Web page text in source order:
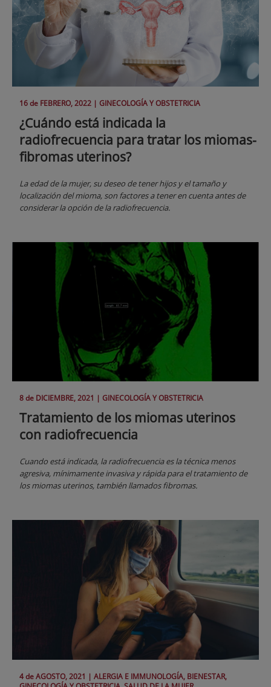
16 de FEBRERO, 2022 | GINECOLOGÍA Y OBSTETRICIA
¿Cuándo está indicada la
radiofrecuencia para tratar los miomas-
fibromas uterinos?
La edad de la mujer, su deseo de tener hijos y el tamaño y
localización del mioma, son factores a tener en cuenta antes de
considerar la opción de la radiofrecuencia.
8 de DICIEMBRE, 2021 | GINECOLOGÍA Y OBSTETRICIA
Tratamiento de los miomas uterinos
con radiofrecuencia
Cuando está indicada, la radiofrecuencia es la técnica menos
agresiva, mínimamente invasiva y rápida para el tratamiento de
los miomas uterinos, también llamados fibromas.
4 deAGOSTO, 2021 | ALERGIA E IMMUNOLOGÍA, BIENESTAR,